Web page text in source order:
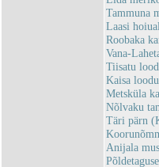
Tammuna
Laasi
Roobaka
Vana-
Tiisatu
Kaisa
Metsküla
Nõlvaku
Täri pärn
Anijala